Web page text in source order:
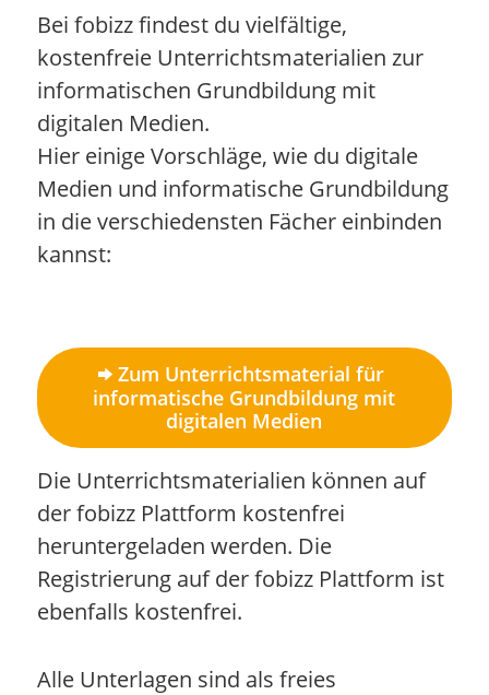
Bei fobizz findest du vielfältige,
kostenfreie Unterrichtsmaterialien zur
informatischen Grundbildung mit
digitalen Medien.
Hier einige Vorschläge, wie du digitale
Medien und informatische Grundbildung
in die verschiedensten Fächer einbinden
kannst:
Zum Unterrichtsmaterial für
informatische Grundbildung mit
digitalen Medien
Die Unterrichtsmaterialien können auf
der fobizz Plattform kostenfrei
heruntergeladen werden. Die
Registrierung auf der fobizz Plattform ist
ebenfalls kostenfrei.
Alle Unterlagen sind als freies